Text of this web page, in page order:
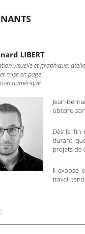
LIBERT
visuelle et graphique:
mise en page
numérique
Jean-
obtenu
Dès la fin
durant
projets de
Il expose
travail